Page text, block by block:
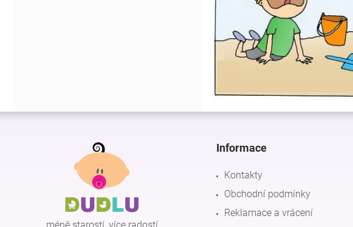
Z
Informace
Kontakty
Obchodní podmínky
Reklamace a vrácení